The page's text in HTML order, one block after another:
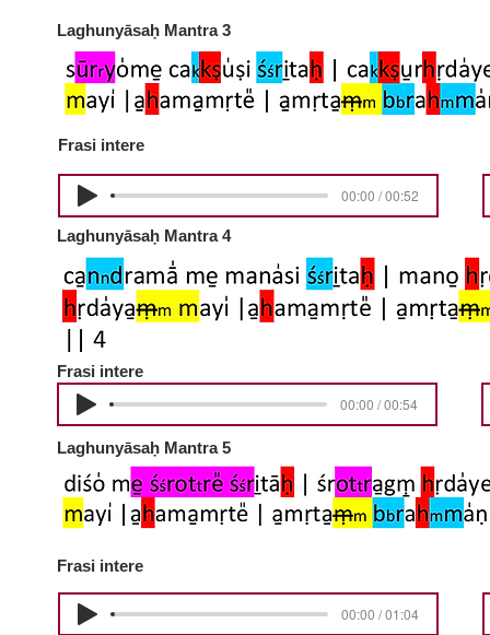
Laghunyāsaḥ Mantra 3
Frasi intere
00:00 / 00:52
Laghunyāsaḥ Mantra 4
Frasi intere
00:00 / 00:54
Laghunyāsaḥ Mantra 5
Frasi intere
00:00 / 01:04